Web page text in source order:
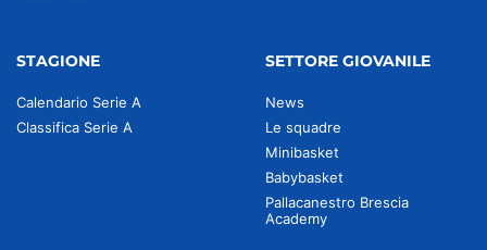
STAGIONE
Calendario Serie A
Classifica Serie A
SETTORE GIOVANILE
News
Le squadre
Minibasket
Babybasket
Pallacanestro Brescia
Academy